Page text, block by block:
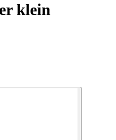
klein